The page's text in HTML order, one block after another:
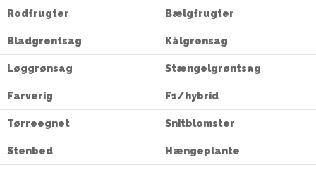
Rodfrugter Bælgfrugter
Bladgrøntsag Kålgrønsag
Løggrønsag Stængelgrøntsag
Farverig F1/hybrid
Tørreegnet Snitblomster
Stenbed Hængeplante